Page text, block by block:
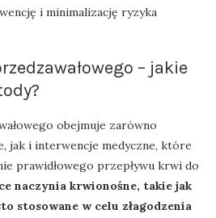
i minimalizację ryzyka
– jakie
obejmuje zarówno
jak i interwencje medyczne, które
prawidłowego przepływu krwi do
naczynia krwionośne, takie jak
stosowane w celu złagodzenia